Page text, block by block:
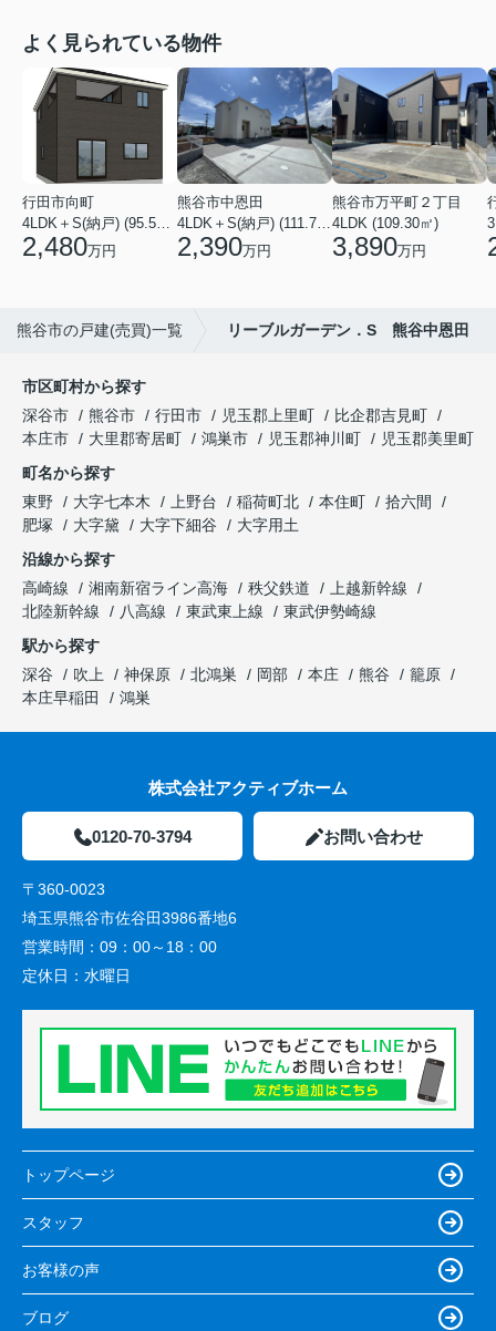
よく見られている物件
行田市向町
4LDK＋S(納戸) (95.58㎡)
2,480万円
熊谷市中恩田
4LDK＋S(納戸) (111.78㎡)
2,390万円
熊谷市万平町２丁目
4LDK (109.30㎡)
3,890万円
熊谷市の戸建(売買)一覧 リーブルガーデン．S 熊谷中恩田
市区町村から探す
深谷市
熊谷市 行田市 児玉郡上里町
比企郡吉見町
本庄市
大里郡寄居町 鴻巣市 児玉郡神川町
児玉郡美里町
町名から探す
東野
大字七本木 上野台 稲荷町北 本住町
拾六間
肥塚
大字黛 大字下細谷
大字用土
沿線から探す
高崎線
湘南新宿ライン高海 秩父鉄道
上越新幹線
北陸新幹線
八高線 東武東上線
東武伊勢崎線
駅から探す
深谷
吹上 神保原 北鴻巣 岡部 本庄 熊谷
籠原
本庄早稲田
鴻巣
株式会社アクティブホーム
0120-70-3794 お問い合わせ
〒360-0023
埼玉県熊谷市佐谷田3986番地6
営業時間： 09：00～18：00
定休日： 水曜日
トップページ
スタッフ
お客様の声
ブログ